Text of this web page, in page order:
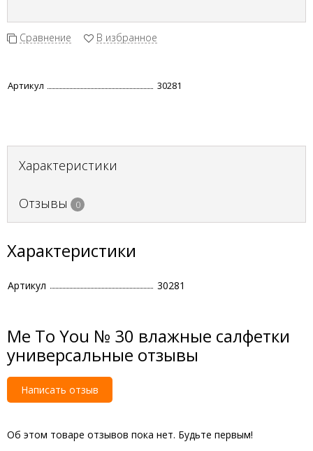
Сравнение В избранное
Артикул 30281
Характеристики
Отзывы 0
Характеристики
Артикул 30281
Me To You № 30 влажные салфетки
универсальные отзывы
Написать отзыв
Об этом товаре отзывов пока нет. Будьте первым!